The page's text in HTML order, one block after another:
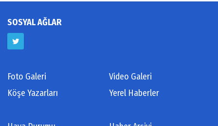
SOSYAL AĞLAR
Foto Galeri
Video Galeri
Köşe Yazarları
Yerel Haberler